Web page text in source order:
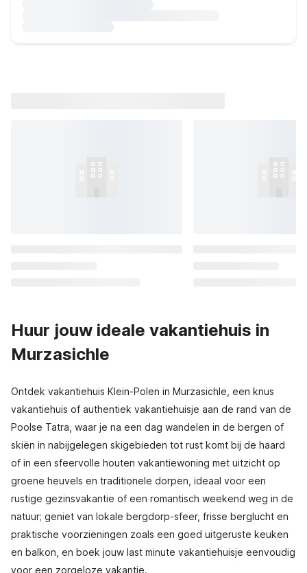
Huur jouw ideale vakantiehuis in
Murzasichle
Ontdek vakantiehuis Klein-Polen in Murzasichle, een knus
vakantiehuis of authentiek vakantiehuisje aan de rand van de
Poolse Tatra, waar je na een dag wandelen in de bergen of
skiën in nabijgelegen skigebieden tot rust komt bij de haard
of in een sfeervolle houten vakantiewoning met uitzicht op
groene heuvels en traditionele dorpen, ideaal voor een
rustige gezinsvakantie of een romantisch weekend weg in de
natuur; geniet van lokale bergdorp-sfeer, frisse berglucht en
praktische voorzieningen zoals een goed uitgeruste keuken
en balkon, en boek jouw last minute vakantiehuisje eenvoudig
voor een zorgeloze vakantie.